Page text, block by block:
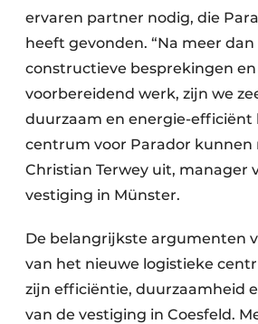
ervaren partner nodig, die
heeft gevonden. “Na meer
constructieve besprekingen
voorbereidend werk, zijn we
duurzaam en energie-efficiënt
centrum voor Parador kunnen
Christian Terwey uit, manager
vestiging in Münster.
De belangrijkste argumenten
van het nieuwe logistieke
zijn efficiëntie, duurzaamheid
van de vestiging in Coesfeld.